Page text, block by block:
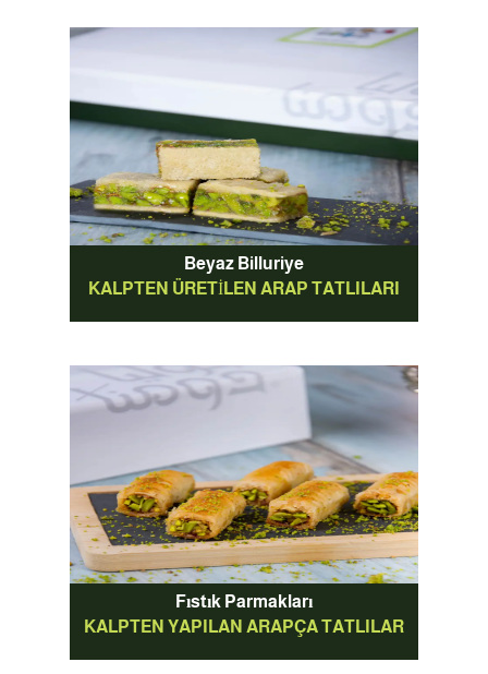
Beyaz Billuriye
KALPTEN ÜRETILEN ARAP TATLILARI
Fıstık Parmakları
KALPTEN YAPILAN ARAPÇA TATLILAR